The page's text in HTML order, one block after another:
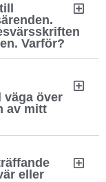
Varför?
över
av mitt
eller